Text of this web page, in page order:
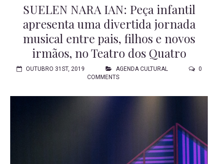
SUELEN NARA IAN: Peça infantil
apresenta uma divertida jornada
musical entre pais, filhos e novos
irmãos, no Teatro dos Quatro
OUTUBRO 31ST, 2019 AGENDA CULTURAL
0
COMMENTS